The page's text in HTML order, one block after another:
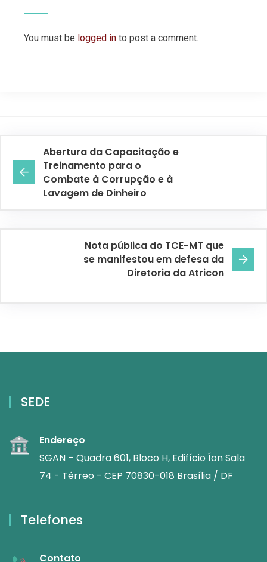
You must be logged in to post a comment.
Abertura da Capacitação e
Treinamento para o
Combate à Corrupção e à
Lavagem de Dinheiro
Nota pública do TCE-MT que
se manifestou em defesa da
Diretoria da Atricon
SEDE
Endereço
SGAN – Quadra 601, Bloco H, Edifício Íon Sala
74 - Térreo - CEP 70830-018 Brasília / DF
Telefones
Contato